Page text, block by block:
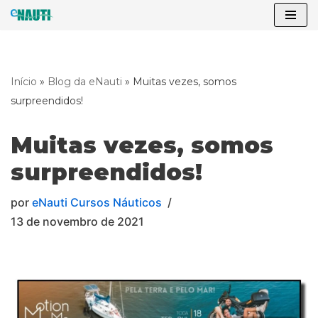
o
conteúdo
Início » Blog da eNauti » Muitas vezes, somos
surpreendidos!
Muitas vezes, somos
surpreendidos!
por eNauti Cursos Náuticos
13 de novembro de 2021